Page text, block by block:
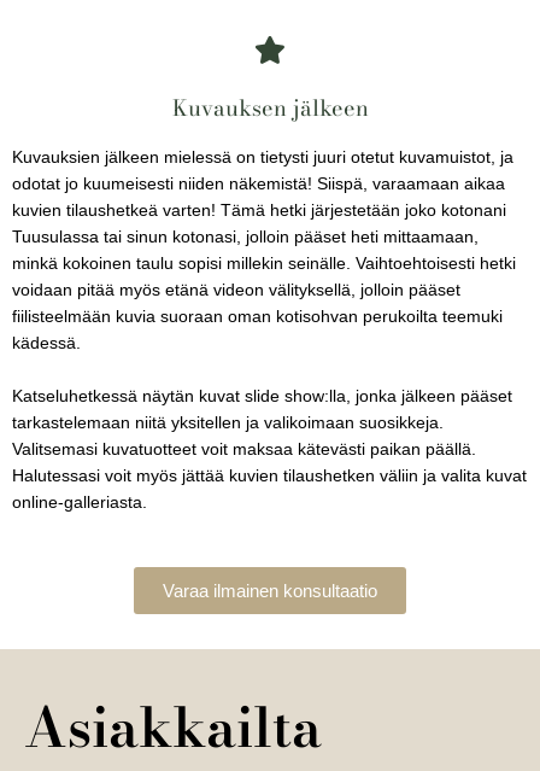
Kuvauksen jälkeen
Kuvauksien jälkeen mielessä on tietysti juuri otetut kuvamuistot, ja
odotat jo kuumeisesti niiden näkemistä! Siispä, varaamaan aikaa
kuvien tilaushetkeä varten! Tämä hetki järjestetään joko kotonani
Tuusulassa tai sinun kotonasi, jolloin pääset heti mittaamaan,
minkä kokoinen taulu sopisi millekin seinälle. Vaihtoehtoisesti hetki
voidaan pitää myös etänä videon välityksellä, jolloin pääset
fiilisteelmään kuvia suoraan oman kotisohvan perukoilta teemuki
kädessä.
Katseluhetkessä näytän kuvat slide show:lla, jonka jälkeen pääset
tarkastelemaan niitä yksitellen ja valikoimaan suosikkeja.
Valitsemasi kuvatuotteet voit maksaa kätevästi paikan päällä.
Halutessasi voit myös jättää kuvien tilaushetken väliin ja valita kuvat
online-galleriasta.
Varaa ilmainen konsultaatio
Asiakkailta